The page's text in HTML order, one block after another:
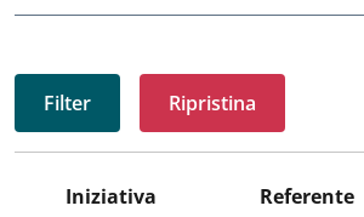
Ripristina
Iniziativa Referente